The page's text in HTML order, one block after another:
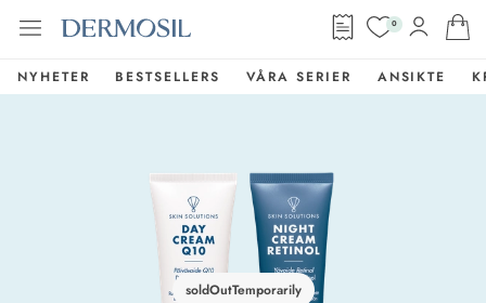
0
NYHETER BESTSELLERS VÅRA SERIER ANSIKTE
soldOutTemporarily